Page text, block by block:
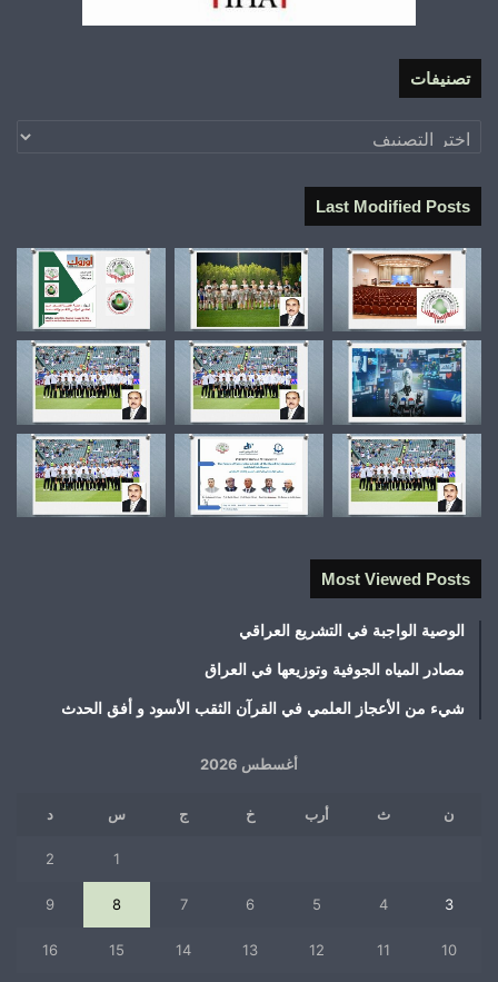
تصنيفات
تصنيفات
Last Modified Posts
Most Viewed Posts
الوصية الواجبة في التشريع العراقي
مصادر المياه الجوفية وتوزيعها في العراق
شيء من الأعجاز العلمي في القرآن الثقب الأسود و أفق الحدث
أغسطس 2026
ن ث أرب خ ج س د
1
2
3
4
5
6
7
8
9
10
11
12
13
14
15
16